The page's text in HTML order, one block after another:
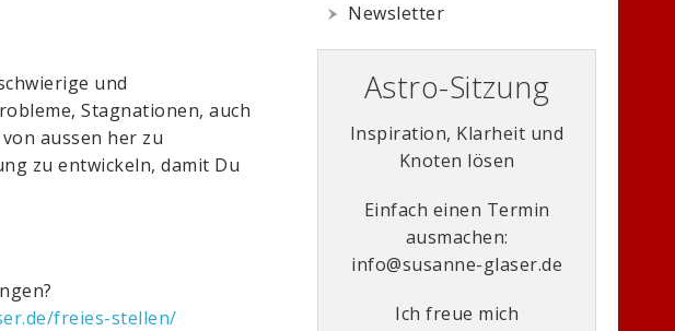
und
Stagnationen, auch
aussen her zu
zu entwickeln, damit Du
freies-stellen/
Newsletter
Astro-Sitzung
Inspiration, Klarheit und
Knoten lösen
Einfach einen Termin
ausmachen:
info@susanne-glaser.de
Ich freue mich